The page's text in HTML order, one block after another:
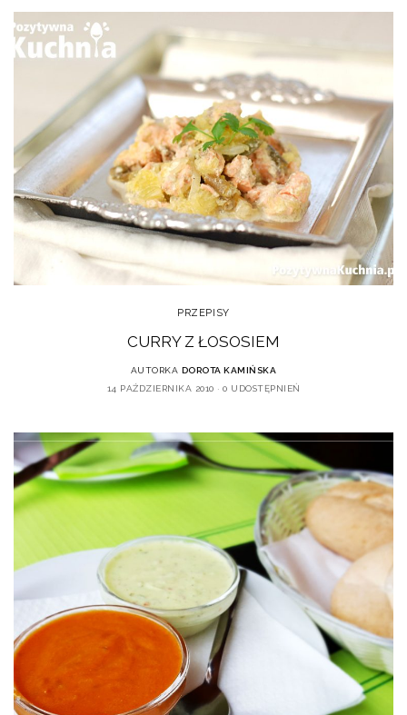
PRZEPISY
CURRY Z ŁOSOSIEM
AUTORKA DOROTA KAMIŃSKA
14 PAŹDZIERNIKA 2010
0 UDOSTĘPNIEŃ